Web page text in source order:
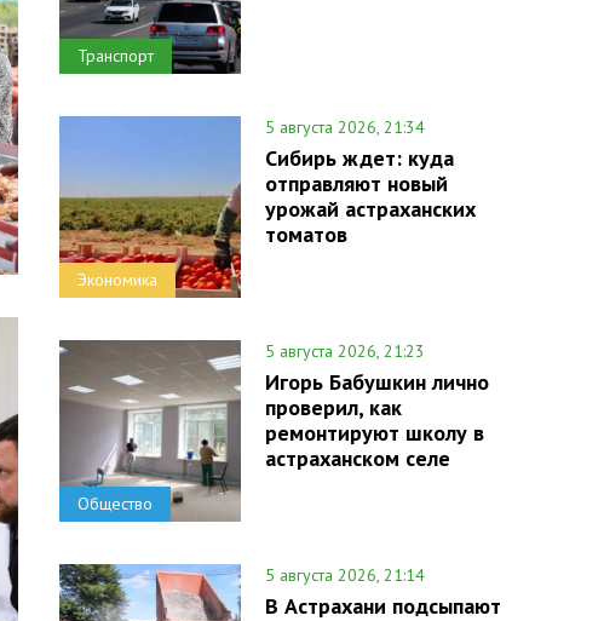
Транспорт
Экономика
5 августа 2026, 21:34
Сибирь ждет: куда
отправляют новый
урожай астраханских
томатов
Общество
5 августа 2026, 21:23
Игорь Бабушкин лично
проверил, как
ремонтируют школу в
астраханском селе
5 августа 2026, 21:14
В Астрахани подсыпают